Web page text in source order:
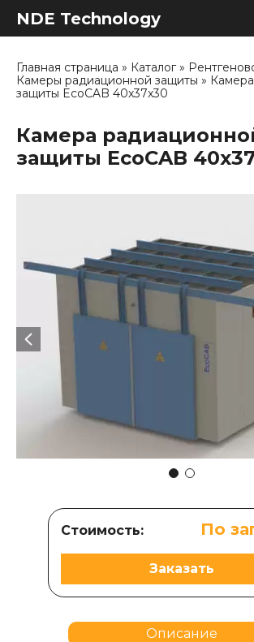
NDE Technology
Главная страница » Каталог»
Камеры радиационной защиты »
защиты EcoCAB 40x37x30
Камера
защиты EcoCAB
Стоимость: По
Заказать
Описание